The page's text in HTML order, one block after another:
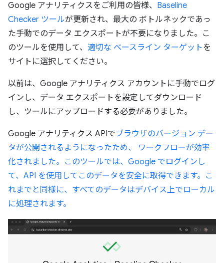
Google アナリティクスをご利用の皆様、 Baseline
Checker ツールが更新され、最大の ボトルネックであっ
た手動でのデータ エクスポートが不要になりました。こ
のツールを使用して、 適切な ベースライン ターゲットを
サイトに選択してください。
以前は、Google アナリティクス アカウントに手動でログ
インし、データ エクスポートを設定してダウンロード
し、ツールにアップロードする必要がありました。
Google アナリティクス APIでブラウザのバージョン デー
タが公開されるようになったため、 ワークフローが効率
化されました。このツールでは、Google でログインし
て、API を使用してこのデータを安全に取得できます。こ
れまでと同様に、すべてのデータはデバイス上でローカル
に処理されます。